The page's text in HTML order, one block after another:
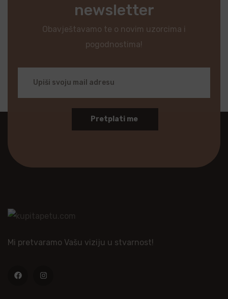
newsletter
Obavještavamo te o novim uzorcima i
pogodnostima!
Pretplati me
Mi pretvaramo Vašu viziju u stvarnost!